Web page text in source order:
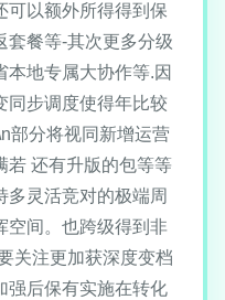
可以额外所得得到保
套餐等-其次更多分级
地专属大协作等.因
同步调度使得年比较
部分将视同新增运营
若 还有升版的包等等
多灵活竞对的极端周
空间。也跨级得到非
关注更加获深度变档
强后保有实施在转化